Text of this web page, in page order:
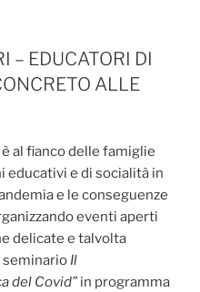
– EDUCATORI DI
ALLE
al fianco delle famiglie
e di socialità in
e le conseguenze
eventi aperti
delicate e talvolta
seminario Il
del Covid” in programma